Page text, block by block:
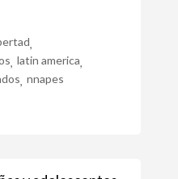
adultos
,
, latin america,
, nnapes